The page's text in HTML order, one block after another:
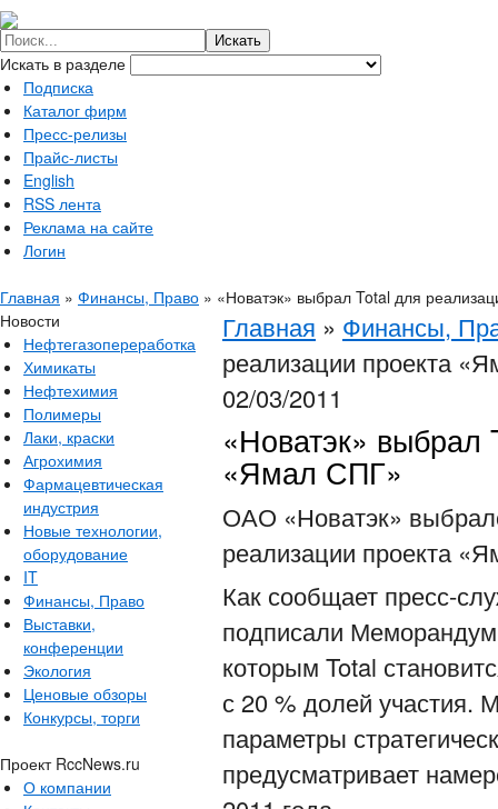
Искать в разделе
Подписка
Каталог фирм
Пресс-релизы
Прайс-листы
English
RSS лента
Реклама на сайте
Логин
Главная » Финансы, Право » «Новатэк» выбрал Total для
Новости
Нефтегазопереработка
Химикаты
Нефтехимия
Полимеры
Лаки, краски
Агрохимия
Фармацевтическая
индустрия
Новые технологии,
оборудование
IT
Финансы, Право
Выставки,
конференции
Экология
Ценовые обзоры
Конкурсы, торги
Проект RccNews.ru
О компании
Главная » Финансы,
реализации проекта
02/03/2011
«Новатэк» выбрал
«Ямал СПГ»
ОАО «Новатэк»
реализации проекта
Как сообщает пресс-
подписали Меморандум
которым Total
с 20 % долей участия.
параметры
предусматривает